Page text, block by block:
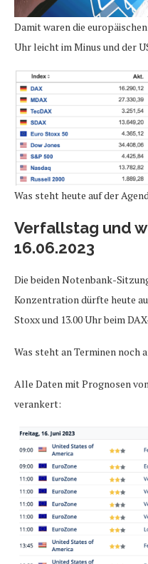
Damit waren die
Uhr leicht im Minus und der
Was steht heute auf der
Verfallstag und
16.06.2023
Die beiden Notenbank-
Konzentration dürfte heute
Stoxx und 13.00 Uhr beim
Was steht an Terminen noch
Alle Daten mit Prognosen
verankert: